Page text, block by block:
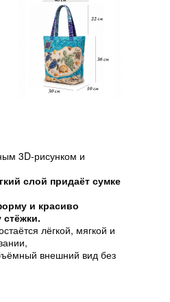
3D-рисунком и
слой придаёт сумке
и красиво
стёжки.
лёгкой, мягкой и
внешний вид без